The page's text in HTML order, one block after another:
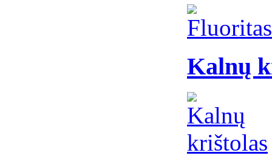
Kalnų